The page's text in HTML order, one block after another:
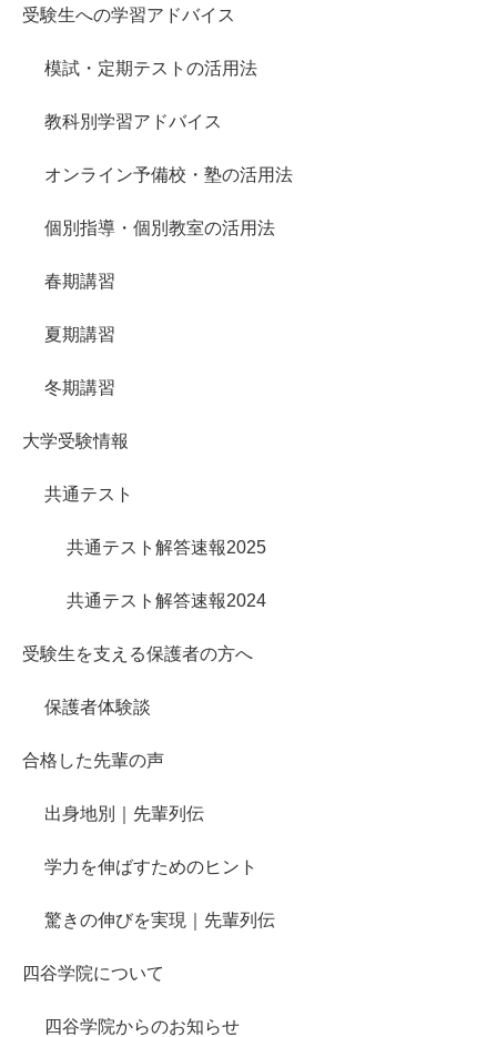
受験生への学習アドバイス
模試・定期テストの活用法
教科別学習アドバイス
オンライン予備校・塾の活用法
個別指導・個別教室の活用法
春期講習
夏期講習
冬期講習
大学受験情報
共通テスト
共通テスト解答速報2025
共通テスト解答速報2024
受験生を支える保護者の方へ
保護者体験談
合格した先輩の声
出身地別｜先輩列伝
学力を伸ばすためのヒント
驚きの伸びを実現｜先輩列伝
四谷学院について
四谷学院からのお知らせ